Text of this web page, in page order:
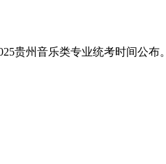
贵州音乐类专业统考时间公布。